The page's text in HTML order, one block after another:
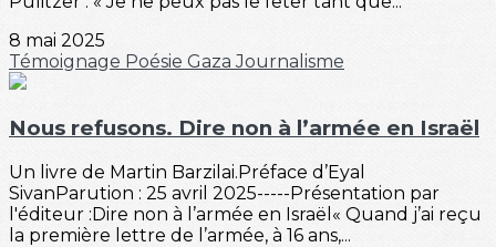
8 mai 2025
Témoignage Poésie GazaJournalisme
Nous refusons. Dire non à l’armée en Israël
Un livre de Martin Barzilai.Préface d’Eyal
SivanParution : 25 avril 2025-----Présentation par
l'éditeur :Dire non à l’armée en Israël« Quand j’ai reçu
la première lettre de l’armée, à 16 ans,...